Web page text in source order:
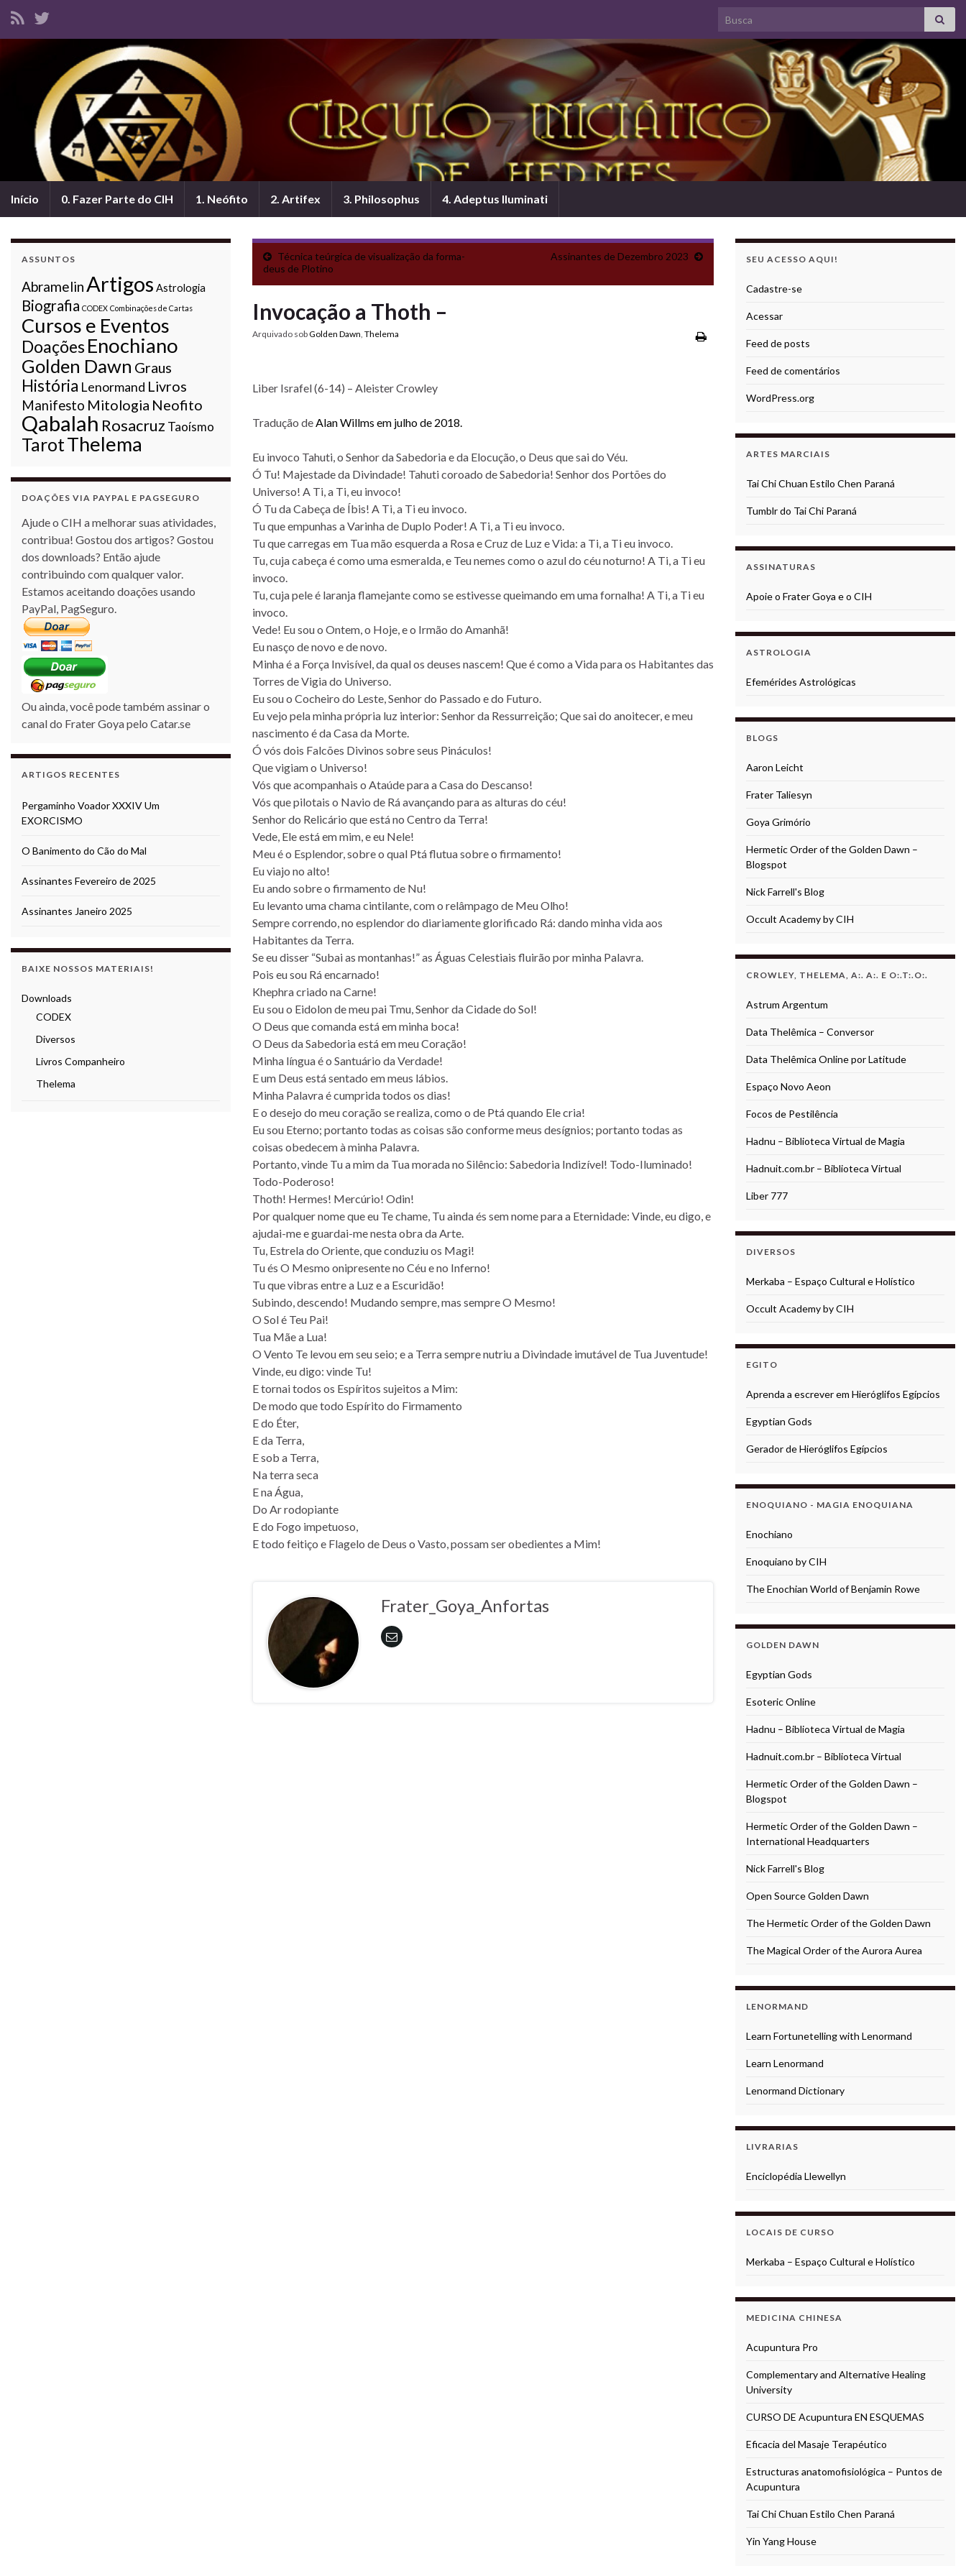
Search for:
Início 0. Fazer Parte do CIH 1. Neófito 2. Artifex 3. Philosophus 4. Adeptus Iluminati
Técnica teúrgica de visualização da forma-
deus de Plotino
Assinantes de Dezembro 2023
Invocação a Thoth –
Arquivado sobGolden Dawn, Thelema
Liber Israfel (6-14) – Aleister Crowley
Tradução deAlan Willms em julho de 2018.
Eu invoco Tahuti, o Senhor da Sabedoria e da Elocução, o Deus que sai do Véu.
Ó Tu! Majestade da Divindade! Tahuti coroado de Sabedoria! Senhor dos Portões do
Universo! A Ti, a Ti, eu invoco!
Ó Tu da Cabeça de Íbis! A Ti, a Ti eu invoco.
Tu que empunhas a Varinha de Duplo Poder! A Ti, a Ti eu invoco.
Tu que carregas em Tua mão esquerda a Rosa e Cruz de Luz e Vida: a Ti, a Ti eu invoco.
Tu, cuja cabeça é como uma esmeralda, e Teu nemes como o azul do céu noturno! A Ti, a Ti eu
invoco.
Tu, cuja pele é laranja flamejante como se estivesse queimando em uma fornalha! A Ti, a Ti eu
invoco.
Vede! Eu sou o Ontem, o Hoje, e o Irmão do Amanhã!
Eu nasço de novo e de novo.
Minha é a Força Invisível, da qual os deuses nascem! Que é como a Vida para os Habitantes das
Torres de Vigia do Universo.
Eu sou o Cocheiro do Leste, Senhor do Passado e do Futuro.
Eu vejo pela minha própria luz interior: Senhor da Ressurreição; Que sai do anoitecer, e meu
nascimento é da Casa da Morte.
Ó vós dois Falcões Divinos sobre seus Pináculos!
Que vigiam o Universo!
Vós que acompanhais o Ataúde para a Casa do Descanso!
Vós que pilotais o Navio de Rá avançando para as alturas do céu!
Senhor do Relicário que está no Centro da Terra!
Vede, Ele está em mim, e eu Nele!
Meu é o Esplendor, sobre o qual Ptá flutua sobre o firmamento!
Eu viajo no alto!
Eu ando sobre o firmamento de Nu!
Eu levanto uma chama cintilante, com o relâmpago de Meu Olho!
Sempre correndo, no esplendor do diariamente glorificado Rá: dando minha vida aos
Habitantes da Terra.
Se eu disser “Subai as montanhas!” as Águas Celestiais fluirão por minha Palavra.
Pois eu sou Rá encarnado!
Khephra criado na Carne!
Eu sou o Eidolon de meu pai Tmu, Senhor da Cidade do Sol!
O Deus que comanda está em minha boca!
O Deus da Sabedoria está em meu Coração!
Minha língua é o Santuário da Verdade!
E um Deus está sentado em meus lábios.
Minha Palavra é cumprida todos os dias!
E o desejo do meu coração se realiza, como o de Ptá quando Ele cria!
Eu sou Eterno; portanto todas as coisas são conforme meus desígnios; portanto todas as
coisas obedecem à minha Palavra.
Portanto, vinde Tu a mim da Tua morada no Silêncio: Sabedoria Indizível! Todo-Iluminado!
Todo-Poderoso!
Thoth! Hermes! Mercúrio! Odin!
Por qualquer nome que eu Te chame, Tu ainda és sem nome para a Eternidade: Vinde, eu digo, e
ajudai-me e guardai-me nesta obra da Arte.
Tu, Estrela do Oriente, que conduziu os Magi!
Tu és O Mesmo onipresente no Céu e no Inferno!
Tu que vibras entre a Luz e a Escuridão!
Subindo, descendo! Mudando sempre, mas sempre O Mesmo!
O Sol é Teu Pai!
Tua Mãe a Lua!
O Vento Te levou em seu seio; e a Terra sempre nutriu a Divindade imutável de Tua Juventude!
Vinde, eu digo: vinde Tu!
E tornai todos os Espíritos sujeitos a Mim:
De modo que todo Espírito do Firmamento
E do Éter,
E da Terra,
E sob a Terra,
Na terra seca
E na Água,
Do Ar rodopiante
E do Fogo impetuoso,
E todo feitiço e Flagelo de Deus o Vasto, possam ser obedientes a Mim!
Frater_Goya_Anfortas
ASSUNTOS
AbramelinArtigos Astrologia
Biografia CODEX Combinações de Cartas
Cursos e Eventos
DoaçõesEnochiano
Golden Dawn Graus
História Lenormand Livros
Manifesto Mitologia Neofito
Qabalah Rosacruz Taoísmo
TarotThelema
DOAÇÕES VIA PAYPAL E PAGSEGURO
Ajude o CIH a melhorar suas atividades,
contribua! Gostou dos artigos? Gostou
dos downloads? Então ajude
contribuindo com qualquer valor.
Estamos aceitando doações usando
PayPal, PagSeguro.
Ou ainda, você pode também assinar o
canal do Frater Goya pelo Catar.se
ARTIGOS RECENTES
Pergaminho Voador XXXIV Um
EXORCISMO
O Banimento do Cão do Mal
Assinantes Fevereiro de 2025
Assinantes Janeiro 2025
BAIXE NOSSOS MATERIAIS!
Downloads
CODEX
Diversos
Livros Companheiro
Thelema
SEU ACESSO AQUI!
Cadastre-se
Acessar
Feed de posts
Feed de comentários
WordPress.org
ARTES MARCIAIS
Tai Chi Chuan Estilo Chen Paraná
Tumblr do Tai Chi Paraná
ASSINATURAS
Apoie o Frater Goya e o CIH
ASTROLOGIA
Efemérides Astrológicas
BLOGS
Aaron Leicht
Frater Taliesyn
Goya Grimório
Hermetic Order of the Golden Dawn –
Blogspot
Nick Farrell's Blog
Occult Academy by CIH
CROWLEY, THELEMA, A:. A:. E O:.T:.O:.
Astrum Argentum
Data Thelêmica – Conversor
Data Thelêmica Online por Latitude
Espaço Novo Aeon
Focos de Pestilência
Hadnu – Biblioteca Virtual de Magia
Hadnuit.com.br – Biblioteca Virtual
Liber 777
DIVERSOS
Merkaba – Espaço Cultural e Holístico
Occult Academy by CIH
EGITO
Aprenda a escrever em Hieróglifos Egípcios
Egyptian Gods
Gerador de Hieróglifos Egípcios
ENOQUIANO - MAGIA ENOQUIANA
Enochiano
Enoquiano by CIH
The Enochian World of Benjamin Rowe
GOLDEN DAWN
Egyptian Gods
Esoteric Online
Hadnu – Biblioteca Virtual de Magia
Hadnuit.com.br – Biblioteca Virtual
Hermetic Order of the Golden Dawn –
Blogspot
Hermetic Order of the Golden Dawn –
International Headquarters
Nick Farrell's Blog
Open Source Golden Dawn
The Hermetic Order of the Golden Dawn
The Magical Order of the Aurora Aurea
LENORMAND
Learn Fortunetelling with Lenormand
Learn Lenormand
Lenormand Dictionary
LIVRARIAS
Enciclopédia Llewellyn
LOCAIS DE CURSO
Merkaba – Espaço Cultural e Holístico
MEDICINA CHINESA
Acupuntura Pro
Complementary and Alternative Healing
University
CURSO DE Acupuntura EN ESQUEMAS
Eficacia del Masaje Terapéutico
Estructuras anatomofisiológica – Puntos de
Acupuntura
Tai Chi Chuan Estilo Chen Paraná
Yin Yang House